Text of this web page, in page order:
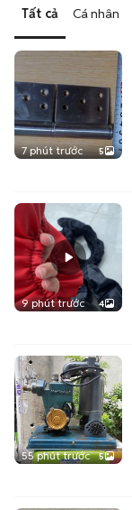
Tất cả Cá nhân
7 phút trước 5
9 phút trước 4
55 phút trước 5